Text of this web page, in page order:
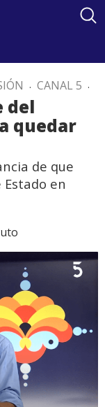
. CANAL 5 .
del
quedar
de que
en